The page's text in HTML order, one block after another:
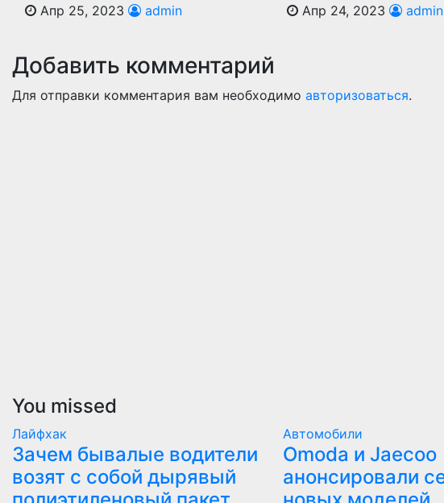
Апр 25, 2023 admin Апр 24, 2023 admin
Добавить комментарий
Для отправки комментария вам необходимо авторизоваться.
You missed
Лайфхак
Зачем бывалые водители
возят с собой дырявый
Автомобили
Оmoda и Jaecoo
анонсировали